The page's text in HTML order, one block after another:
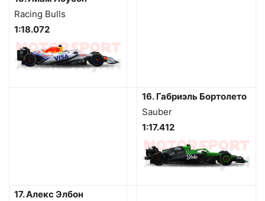
Racing Bulls
1:18.072
16. Габриэль Бортолето
Sauber
1:17.412
17. Алекс Элбон